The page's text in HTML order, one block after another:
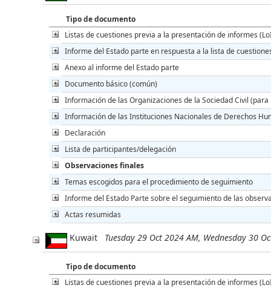
Tipo de documento
Listas de cuestiones previa a la presentación de informes
Informe del Estado parte en respuesta a la lista de
Anexo al informe del Estado parte
Documento básico (común)
Información de las Organizaciones de la Sociedad Civil (para
Información de las Instituciones Nacionales de Derechos
Declaración
Lista de participantes/delegación
Observaciones finales
Temas escogidos para el procedimiento de seguimiento
Informe del Estado Parte sobre el seguimiento de las
Actas resumidas
Kuwait Tuesday 29 Oct 2024 AM, Wednesday 30
Tipo de documento
Listas de cuestiones previa a la presentación de informes